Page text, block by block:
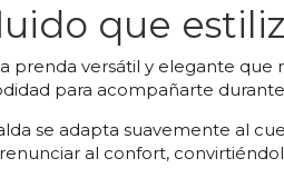
que
prenda versátil y elegante
para acompañarte
se adapta suavemente al
al confort,